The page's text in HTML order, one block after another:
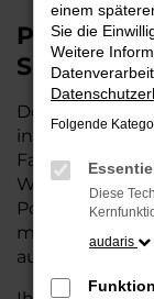
Porsche
Schmidt +
Der Porsche
in Stuhr, die
Fahrzeug
Porsche 718
modernes
auf dem Land
einem
Sie die
Weitere
Folgende
Diese
audaris